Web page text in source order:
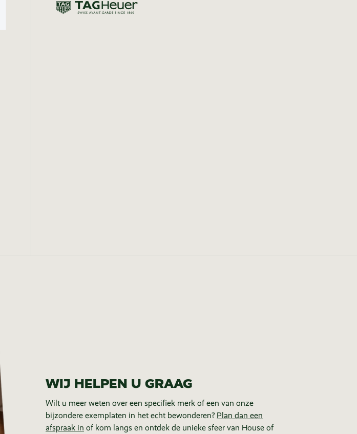
WIJ HELPEN U GRAAG
Wilt u meer weten over een specifiek merk of een van onze
bijzondere exemplaten in het echt bewonderen? Plan dan een
afspraak in of kom langs en ontdek de unieke sfeer van House of